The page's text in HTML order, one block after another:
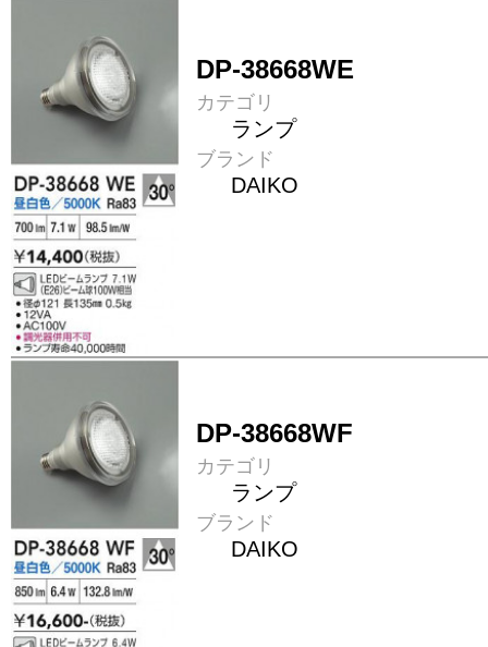
DP-38668WE
カテゴリ
ランプ
ブランド
DAIKO
DP-38668WF
カテゴリ
ランプ
ブランド
DAIKO